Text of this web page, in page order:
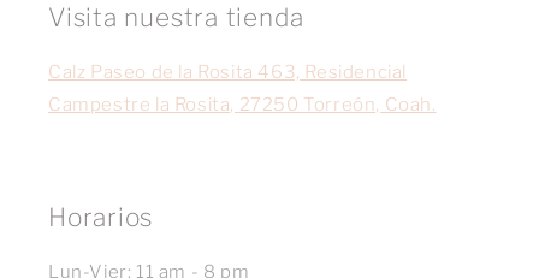
Visita nuestra tienda
Calz Paseo de la Rosita 463, Residencial
Campestre la Rosita, 27250 Torreón, Coah.
Horarios
Lun-Vier: 11 am - 8 pm